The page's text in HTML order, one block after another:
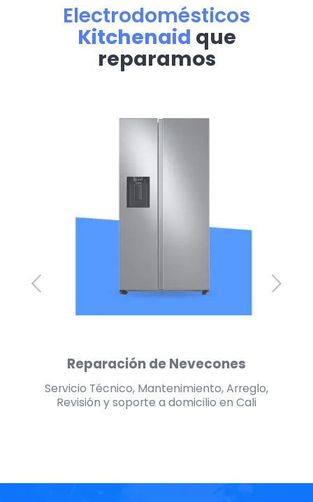
Electrodomésticos
Kitchenaid que
reparamos
Reparación de Lavadoras
Servicio Técnico, Mantenimiento, Arreglo,
Revisión y soporte a domicilio en Cali